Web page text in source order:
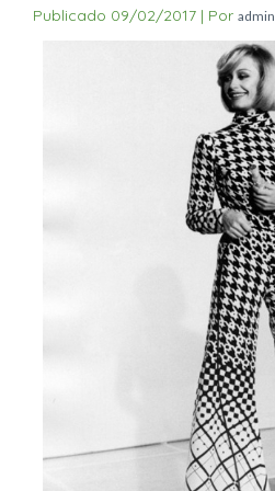
Publicado 09/02/2017 | Por admin